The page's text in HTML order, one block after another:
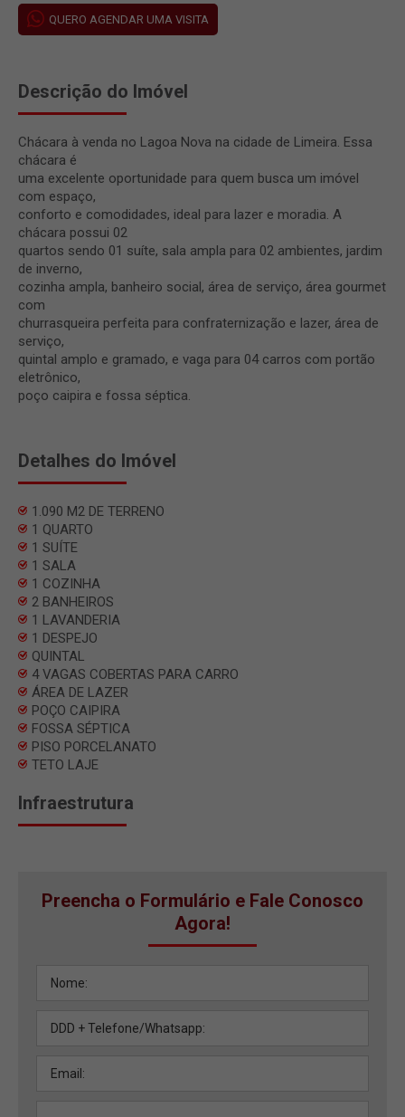
QUERO AGENDAR UMA VISITA
Descrição do Imóvel
Chácara à venda no Lagoa Nova na cidade de Limeira. Essa
chácara é
uma excelente oportunidade para quem busca um imóvel
com espaço,
conforto e comodidades, ideal para lazer e moradia. A
chácara possui 02
quartos sendo 01 suíte, sala ampla para 02 ambientes, jardim
de inverno,
cozinha ampla, banheiro social, área de serviço, área gourmet
com
churrasqueira perfeita para confraternização e lazer, área de
serviço,
quintal amplo e gramado, e vaga para 04 carros com portão
eletrônico,
poço caipira e fossa séptica.
Detalhes do Imóvel
1.090 M2 DE TERRENO
1 QUARTO
1 SUÍTE
1 SALA
1 COZINHA
2 BANHEIROS
1 LAVANDERIA
1 DESPEJO
QUINTAL
4 VAGAS COBERTAS PARA CARRO
ÁREA DE LAZER
POÇO CAIPIRA
FOSSA SÉPTICA
PISO PORCELANATO
TETO LAJE
Infraestrutura
Preencha o Formulário e Fale Conosco
Agora!